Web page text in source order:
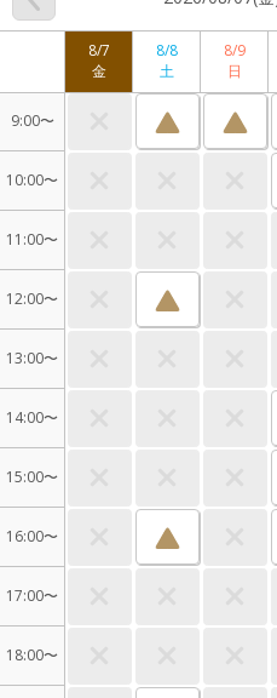
8/7
金
8/8
土
8/9
日
9:00〜
10:00〜
11:00〜
12:00〜
13:00〜
14:00〜
15:00〜
16:00〜
17:00〜
18:00〜